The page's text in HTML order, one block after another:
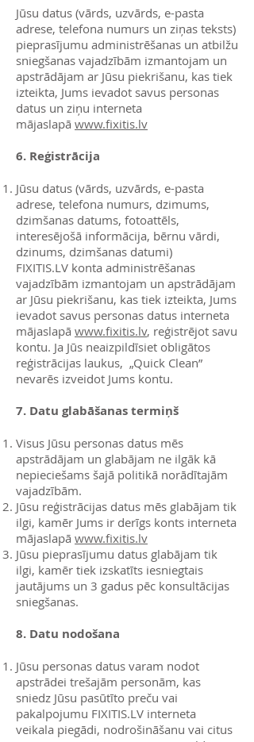
Jūsu datus (vārds, uzvārds, e-pasta
adrese, telefona numurs un ziņas teksts)
pieprasījumu administrēšanas un atbilžu
sniegšanas vajadzībām izmantojam un
apstrādājam ar Jūsu piekrišanu, kas tiek
izteikta, Jums ievadot savus personas
datus un ziņu interneta
mājaslapā www.fixitis.lv
6. Reģistrācija
Jūsu datus (vārds, uzvārds, e-pasta
adrese, telefona numurs, dzimums,
dzimšanas datums, fotoattēls,
interesējošā informācija, bērnu vārdi,
dzinums, dzimšanas datumi)
FIXITIS.LV konta administrēšanas
vajadzībām izmantojam un apstrādājam
ar Jūsu piekrišanu, kas tiek izteikta, Jums
ievadot savus personas datus interneta
mājaslapā www.fixitis.lv, reģistrējot savu
kontu. Ja Jūs neaizpildīsiet obligātos
reģistrācijas laukus, „Quick Clean”
nevarēs izveidot Jums kontu.
7. Datu glabāšanas termiņš
Visus Jūsu personas datus mēs
apstrādājam un glabājam ne ilgāk kā
nepieciešams šajā politikā norādītajām
vajadzībām.
Jūsu reģistrācijas datus mēs glabājam tik
ilgi, kamēr Jums ir derīgs konts interneta
mājaslapā www.fixitis.lv
Jūsu pieprasījumu datus glabājam tik
ilgi, kamēr tiek izskatīts iesniegtais
jautājums un 3 gadus pēc konsultācijas
sniegšanas.
8. Datu nodošana
Jūsu personas datus varam nodot
apstrādei trešajām personām, kas
sniedz Jūsu pasūtīto preču vai
pakalpojumu FIXITIS.LV interneta
veikala piegādi, nodrošināšanu vai citus